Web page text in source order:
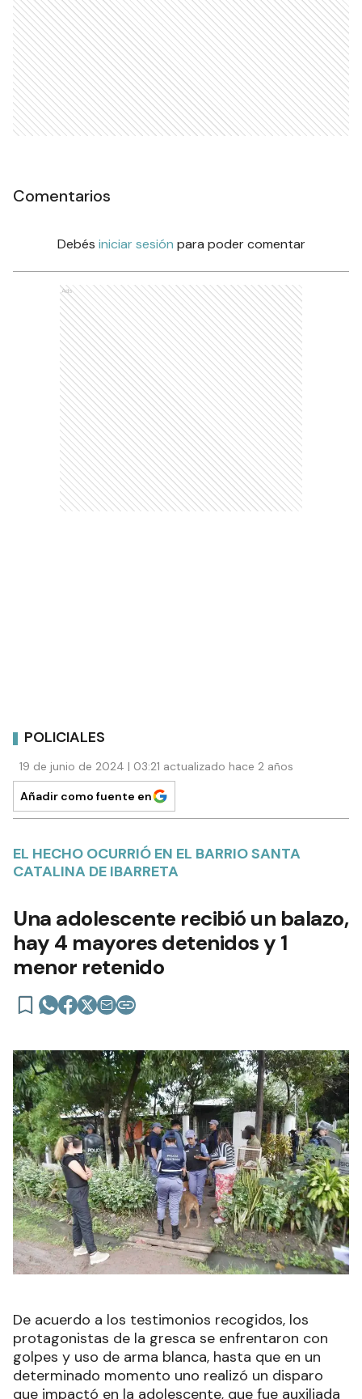
Comentarios
Debés iniciar sesión para poder comentar
Ads
POLICIALES
19 de junio de 2024 | 03:21 actualizado hace 2 años
Añadir como fuente en
EL HECHO OCURRIÓ EN EL BARRIO SANTA
CATALINA DE IBARRETA
Una adolescente recibió un balazo,
hay 4 mayores detenidos y 1
menor retenido
De acuerdo a los testimonios recogidos, los
protagonistas de la gresca se enfrentaron con
golpes y uso de arma blanca, hasta que en un
determinado momento uno realizó un disparo
que impactó en la adolescente, que fue auxiliada